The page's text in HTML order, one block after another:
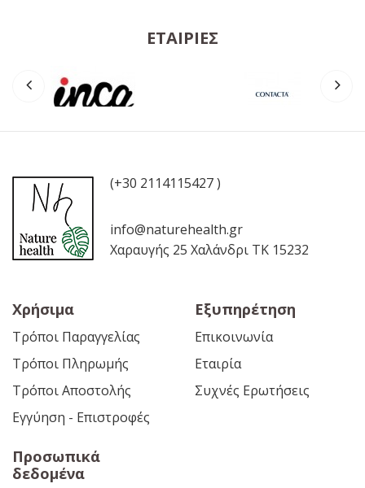
ΕΤΑΙΡΊΕΣ
(+30 2114115427 )
info@naturehealth.gr
Χαραυγής 25 Χαλάνδρι ΤΚ 15232
Χρήσιμα
Τρόποι Παραγγελίας
Τρόποι Πληρωμής
Τρόποι Αποστολής
Εγγύηση - Επιστροφές
Εξυπηρέτηση
Επικοινωνία
Εταιρία
Συχνές Ερωτήσεις
Προσωπικά
δεδομένα